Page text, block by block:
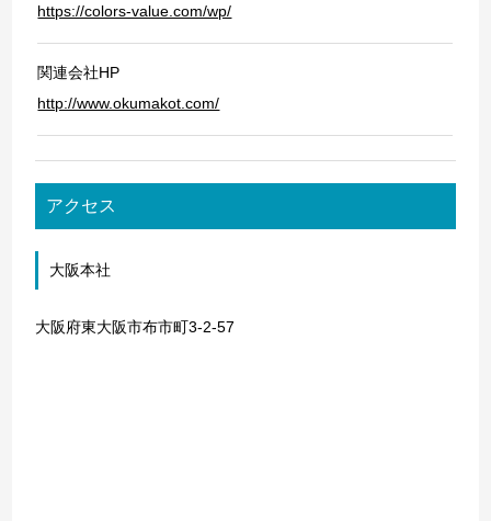
https://colors-value.com/wp/
関連会社HP
http://www.okumakot.com/
アクセス
大阪本社
大阪府東大阪市布市町3-2-57